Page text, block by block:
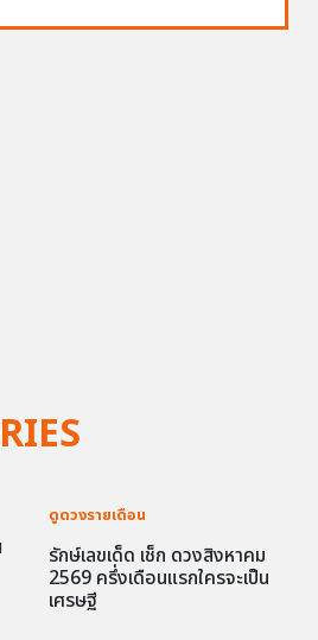
ดูดวงรายเดือน
รักษ์เลขเด็ด เช็ก ดวงสิงหาคม
2569 ครึ่งเดือนแรกใครจะเป็น
เศรษฐี